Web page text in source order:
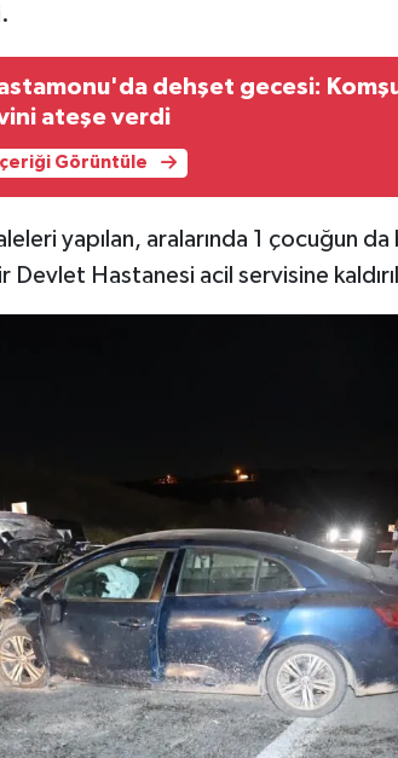
dehşet gecesi:
ateşe verdi
İçeriği Görüntüle
yapılan, aralarında 1 çocuğun
Devlet Hastanesi acil servisine